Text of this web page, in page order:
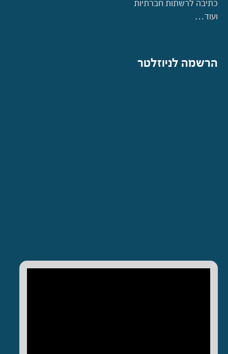
כתיבה לרשתות חברתיות
ועוד…
הרשמה לניוזלטר